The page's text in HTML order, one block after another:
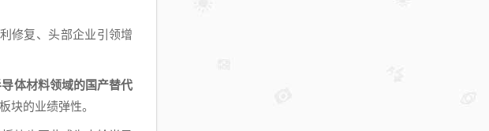
修复、头部企业引领增
体材料领域的国产替代
块的业绩弹性。